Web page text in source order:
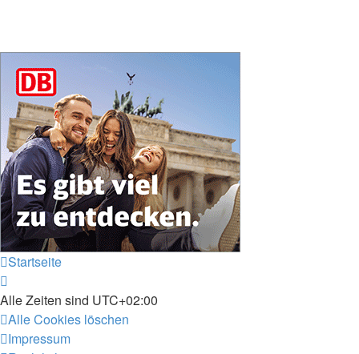
Startseite
Alle Zeiten sind UTC+02:00
Alle Cookies löschen
Impressum